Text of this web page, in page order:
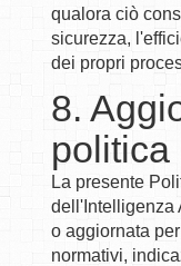
qualora ciò
sicurezza,
dei propri
8.
politica
La presente
dell'Intelligenza
o aggiornata
normativi,